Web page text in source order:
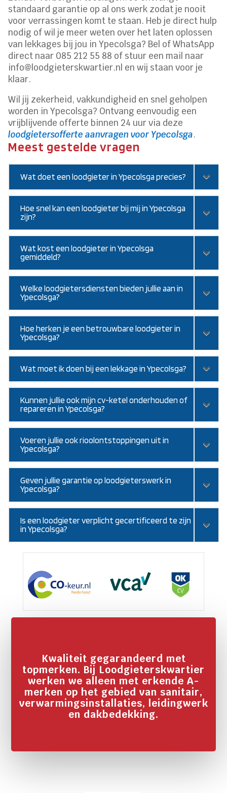
standaard garantie op al ons werk zodat je nooit
voor verrassingen komt te staan. Heb je direct hulp
nodig of wil je meer weten over het laten oplossen
van lekkages bij jou in Ypecolsga? Bel of WhatsApp
direct naar 085 212 55 88 of stuur een mail naar
info@loodgieterskwartier.nl en wij staan voor je
klaar.
Wil jij zekerheid, vakkundigheid en snel geholpen
worden in Ypecolsga? Ontvang eenvoudig een
vrijblijvende offerte binnen 24 uur via deze
loodgietersofferte aanvragen voor Ypecolsga.
Meest gestelde vragen
Wat doet een loodgieter in Ypecolsga precies?
Hoe snel kan een loodgieter bij mij in Ypecolsga
zijn?
Wat kost een loodgieter in Ypecolsga
gemiddeld?
Welke loodgietersdiensten bieden jullie aan in
Ypecolsga?
Hoe herken je een betrouwbare loodgieter in
Ypecolsga?
Wat moet ik doen bij een lekkage in Ypecolsga?
Kunnen jullie ook mijn cv-ketel onderhouden of
repareren in Ypecolsga?
Voeren jullie ook rioolontstoppingen uit in
Ypecolsga?
Geven jullie garantie op loodgieterswerk in
Ypecolsga?
Is een loodgieter verplicht gecertificeerd te zijn
in Ypecolsga?
Kwaliteit gegarandeerd met
topmerken. Bij Loodgieterskwartier
werken we alleen met erkende A-
merken op het gebied van sanitair,
verwarmingsinstallaties, leidingwerk
en dakbedekking.